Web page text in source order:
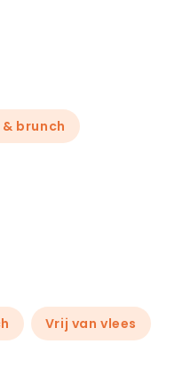
& brunch
Vrij van vlees